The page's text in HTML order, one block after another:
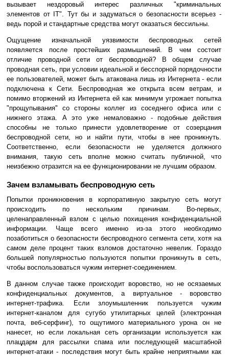
вызывает нездоровый интерес различных "криминальных
элементов от IT". Тут бы и задуматься о безопасности всерьез -
ведь порой и стандартные средства могут оказаться бессильны.
Ощущение изначальной уязвимости беспроводных сетей
появляется после простейших размышлений. В чем состоит
отличие проводной сети от беспроводной? В общем случае
проводная сеть, при условии идеальной и бесспорной порядочности
ее пользователей, может быть атакована лишь из Интернета - если
подключена к Сети. Беспроводная же открыта всем ветрам, и
помимо вторжений из Интернета ей как минимум угрожает попытка
"прощупывания" со стороны коллег из соседнего офиса или с
нижнего этажа. А это уже немаловажно - подобные действия
способны не только принести удовлетворение от созерцания
беспроводной сети, но и найти пути, чтобы в нее проникнуть.
Соответственно, если безопасности не уделяется должного
внимания, такую сеть вполне можно считать публичной, что
неизбежно отразится на ее функционировании не лучшим образом.
Зачем взламывать беспроводную сеть
Попытки проникновения в корпоративную закрытую сеть могут
происходить по нескольким причинам. Во-первых,
целенаправленный взлом с целью похищения конфиденциальной
информации. Чаще всего именно из-за этого необходимо
позаботиться о безопасности беспроводного сегмента сети, хотя на
самом деле процент таких взломов достаточно невелик. Гораздо
большей популярностью пользуются попытки проникнуть в сеть,
чтобы воспользоваться чужим интернет-соединением.
В данном случае также происходит воровство, но не осязаемых
конфиденциальных документов, а виртуальное - воровство
интернет-трафика. Если злоумышленник пользуется чужим
интернет-каналом для сугубо утилитарных целей (электронная
почта, веб-серфинг), то ощутимого материального урона он не
нанесет, но если локальная сеть организации используется как
плацдарм для рассылки спама или последующей масштабной
интернет-атаки - последствия могут быть крайне неприятными как